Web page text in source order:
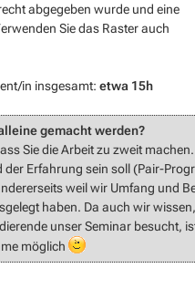
abgegeben wurde und eine
Sie das Raster auch
in insgesamt: etwa 15h
gemacht werden?
Sie die Arbeit zu zweit
der Erfahrung sein soll (Pair-
weil wir Umfang und
haben. Da auch wir
unser Seminar besucht,
möglich